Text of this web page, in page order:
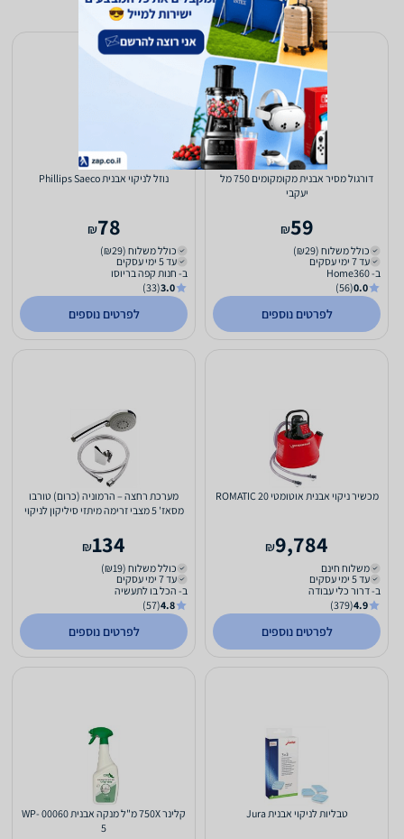
דורגול מסיר אבנית מקומקומים 750 מל
יעקבי
59
₪
כולל משלוח (₪29)
עד 7 ימי עסקים
ב- Home360
0.0
(56)
לפרטים נוספים
נוזל לניקוי אבנית Phillips Saeco
78
₪
כולל משלוח (₪29)
עד 5 ימי עסקים
ב- חנות קפה בריוסו
3.0
(33)
לפרטים נוספים
מכשיר ניקוי אבנית אוטומטי ROMATIC 20
9,784
₪
משלוח חינם
עד 5 ימי עסקים
ב- דרור כלי עבודה
4.9
(379)
לפרטים נוספים
מערכת רחצה – הרמוניה (כרום) טורבו
מסאז' 5 מצבי זרימה מיתזי סיליקון לניקוי
134
₪
כולל משלוח (₪19)
עד 7 ימי עסקים
ב- הכל בו לתעשיה
4.8
(57)
לפרטים נוספים
טבליות לניקוי אבנית Jura
קלינר 750X מ"ל מנקה אבנית 00060 WP-
5